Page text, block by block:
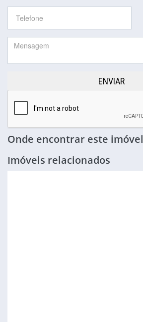
ENVIAR
Onde encontrar este imóvel
Imóveis relacionados